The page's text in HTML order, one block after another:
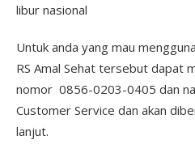
libur nasional
Untuk anda yang mau
RS Amal Sehat tersebut dapat
nomor 0856-0203-0405 dan
Customer Service dan akan
lanjut.